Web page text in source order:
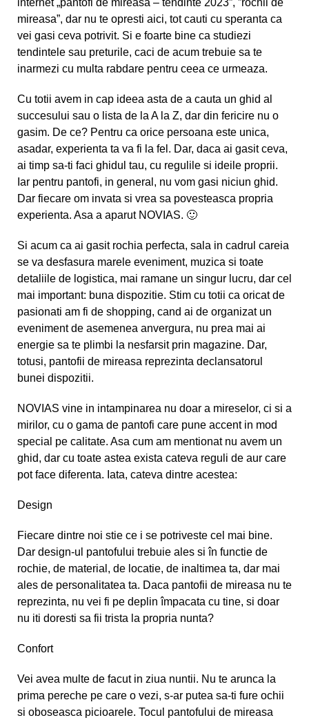
mireasa”, dar nu te opresti aici, tot cauti cu speranta ca
vei gasi ceva potrivit. Si e foarte bine ca studiezi
tendintele sau preturile, caci de acum trebuie sa te
inarmezi cu multa rabdare pentru ceea ce urmeaza.
Cu totii avem in cap ideea asta de a cauta un ghid al
succesului sau o lista de la A la Z, dar din fericire nu o
gasim. De ce? Pentru ca orice persoana este unica,
asadar, experienta ta va fi la fel. Dar, daca ai gasit ceva,
ai timp sa-ti faci ghidul tau, cu regulile si ideile proprii.
Iar pentru pantofi, in general, nu vom gasi niciun ghid.
Dar fiecare om invata si vrea sa povesteasca propria
experienta. Asa a aparut NOVIAS. 🙂
Si acum ca ai gasit rochia perfecta, sala in cadrul careia
se va desfasura marele eveniment, muzica si toate
detaliile de logistica, mai ramane un singur lucru, dar cel
mai important: buna dispozitie. Stim cu totii ca oricat de
pasionati am fi de shopping, cand ai de organizat un
eveniment de asemenea anvergura, nu prea mai ai
energie sa te plimbi la nesfarsit prin magazine. Dar,
totusi, pantofii de mireasa reprezinta declansatorul
bunei dispozitii.
NOVIAS vine in intampinarea nu doar a mireselor, ci si a
mirilor, cu o gama de pantofi care pune accent in mod
special pe calitate. Asa cum am mentionat nu avem un
ghid, dar cu toate astea exista cateva reguli de aur care
pot face diferenta. Iata, cateva dintre acestea:
Design
Fiecare dintre noi stie ce i se potriveste cel mai bine.
Dar design-ul pantofului trebuie ales si în functie de
rochie, de material, de locatie, de inaltimea ta, dar mai
ales de personalitatea ta. Daca pantofii de mireasa nu te
reprezinta, nu vei fi pe deplin împacata cu tine, si doar
nu iti doresti sa fii trista la propria nunta?
Confort
Vei avea multe de facut in ziua nuntii. Nu te arunca la
prima pereche pe care o vezi, s-ar putea sa-ti fure ochii
si oboseasca picioarele. Tocul pantofului de mireasa